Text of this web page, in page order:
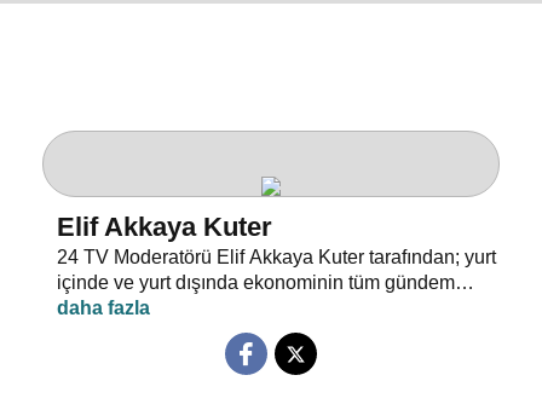
Elif Akkaya Kuter
24 TV Moderatörü Elif Akkaya Kuter tarafından; yurt
içinde ve yurt dışında ekonominin tüm gündem
maddeleri ve alanında uzman stüdyo konuklarıyla
sebep sonuç ilişkileri analiz ediliyor.